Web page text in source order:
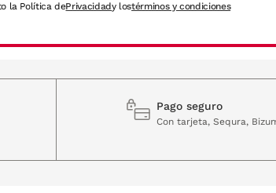
la Política dePrivacidady lostérminos y condiciones
Pago seguro
Con tarjeta, Sequra,